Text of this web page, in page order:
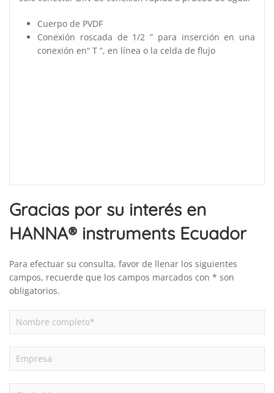
Cuerpo de PVDF
Conexión roscada de 1/2 ” para inserción en una
conexión en“ T ”, en línea o la celda de flujo
Gracias por su interés en
HANNA® instruments Ecuador
Para efectuar su consulta, favor de llenar los siguientes
campos, recuerde que los campos marcados con * son
obligatorios.